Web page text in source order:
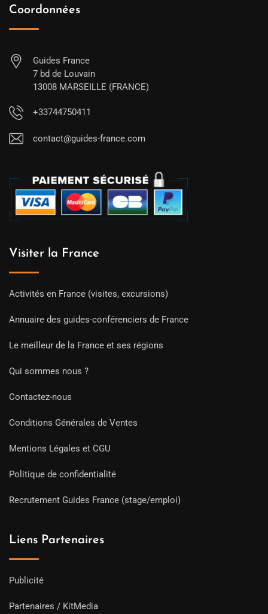
Coordonnées
Guides France
7 bd de Louvain
13008 MARSEILLE (FRANCE)
+33744750411
contact@guides-france.com
Visiter la France
Activités en France (visites, excursions)
Annuaire des guides-conférenciers de France
Le meilleur de la France et ses régions
Qui sommes nous ?
Contactez-nous
Conditions Générales de Ventes
Mentions Légales et CGU
Politique de confidentialité
Recrutement Guides France (stage/emploi)
Liens Partenaires
Publicité
Partenaires / KitMedia